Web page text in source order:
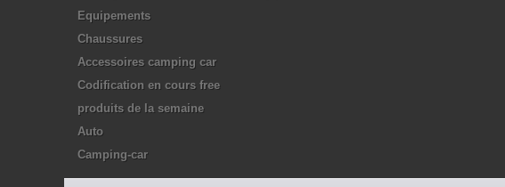
Equipements
Chaussures
Accessoires camping car
Codification en cours free
produits de la semaine
Auto
Camping-car